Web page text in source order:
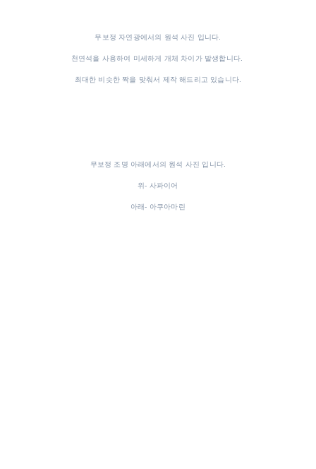
무보정 자연광에서의 원석 사진 입니다.
천연석을 사용하여 미세하게 개체 차이가 발생합니다.
최대한 비슷한 짝을 맞춰서 제작 해드리고 있습니다.
무보정 조명 아래에서의 원석 사진 입니다.
위- 사파이어
아래- 아쿠아마린